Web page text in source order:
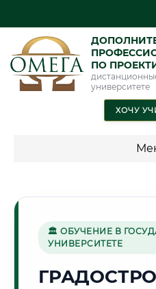
ПО
университете
ХОЧУ
🏛 ОБУЧЕНИЕ В
УНИВЕРСИТЕТЕ